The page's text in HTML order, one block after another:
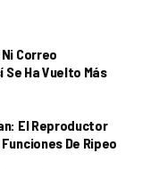
Correo
Ha Vuelto Más
El Reproductor
Funciones De Ripeo